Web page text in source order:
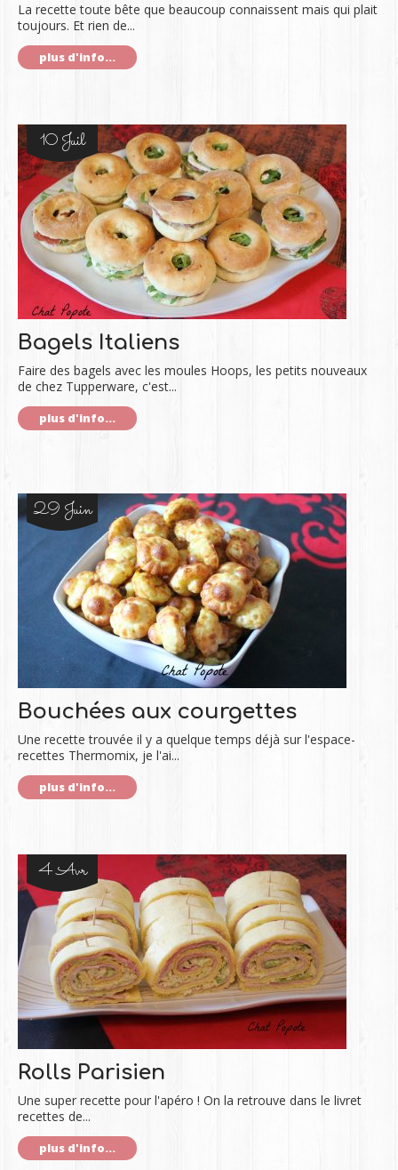
La recette toute bête que beaucoup connaissent mais qui plait
toujours. Et rien de...
plus d'info...
10 Juil
Bagels Italiens
Faire des bagels avec les moules Hoops, les petits nouveaux
de chez Tupperware, c'est...
plus d'info...
29 Juin
Bouchées aux courgettes
Une recette trouvée il y a quelque temps déjà sur l'espace-
recettes Thermomix, je l'ai...
plus d'info...
4 Avr
Rolls Parisien
Une super recette pour l'apéro ! On la retrouve dans le livret
recettes de...
plus d'info...